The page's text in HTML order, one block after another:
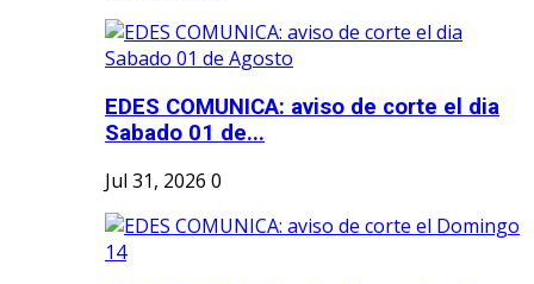
EDES COMUNICA: aviso de corte el dia
Sabado 01 de...
Jul 31, 2026 0